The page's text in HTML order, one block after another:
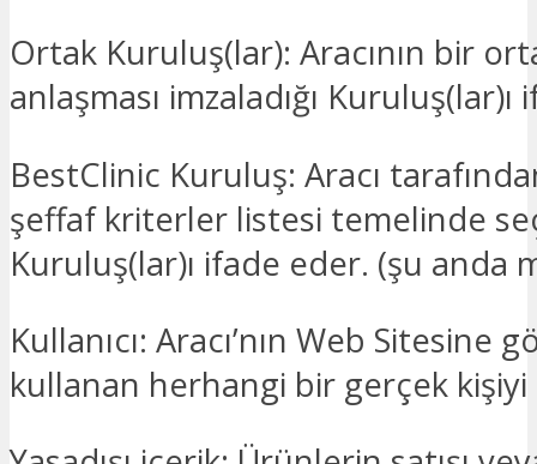
Ortak Kuruluş(lar): Aracının bir
anlaşması imzaladığı
BestClinic Kuruluş: Aracı
şeffaf kriterler listesi temelinde
Kuruluş(lar)ı ifade eder. (şu anda
Kullanıcı: Aracı’nın Web Sitesine
kullanan herhangi bir gerçek